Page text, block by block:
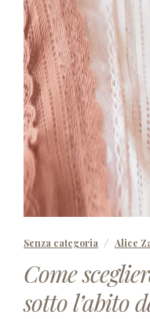
Senza categoria Alice
Come
sotto l’abito